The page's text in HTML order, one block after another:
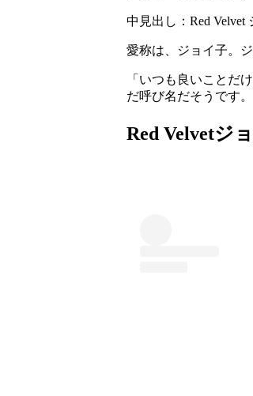
中見出し：Red
愛称は、ジョイ子。
「いつも良いことだ
だ呼び名だそうです。
Red Velvetジ